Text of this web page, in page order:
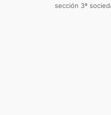
sección 3ª